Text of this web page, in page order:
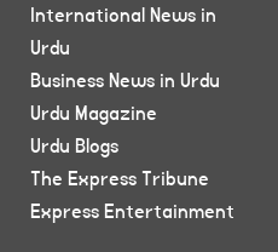
International News in
Urdu
Business News in Urdu
Urdu Magazine
Urdu Blogs
The Express Tribune
Express Entertainment